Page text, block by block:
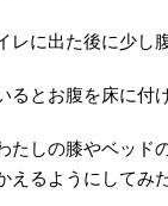
レに出た後に少し
るとお腹を床に付
たしの膝やベッド
えるようにしてみた